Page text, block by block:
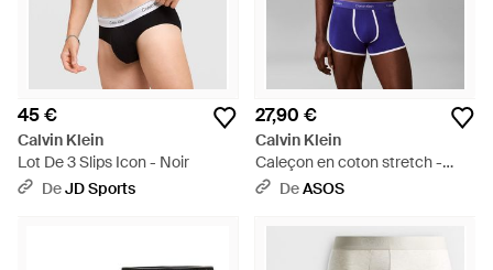
45 €
Calvin Klein
Lot De 3 Slips Icon - Noir
DeJD Sports
27,90 €
Calvin Klein
Caleçon en coton stretch -
BleuDeASOS